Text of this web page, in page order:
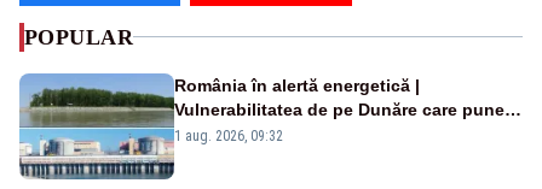
POPULAR
România în alertă energetică |
Vulnerabilitatea de pe Dunăre care pune
în pericol Centrala Cernavodă era
1 aug. 2026, 09:32